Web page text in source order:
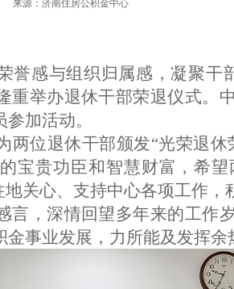
来源：济南住房公积金中心
誉感与组织归属感，凝聚干
重举办退休干部荣退仪式。
加活动。
两位退休干部颁发“光荣退休
宝贵功臣和智慧财富，希望
地关心、支持中心各项工作，
言，深情回望多年来的工作
事业发展，力所能及发挥余